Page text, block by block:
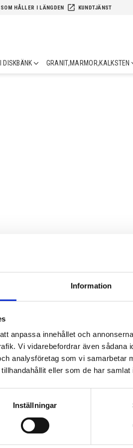
Information
anpassa innehållet och
Vi vidarebefordrar även sådana
analysföretag som vi samarbetar
eller som de har
Inställningar
HÅLLER I LÄNGDEN launch KUNDTJÄNST
DISKBÄNK GRANIT,MARMOR,KALKSTEN